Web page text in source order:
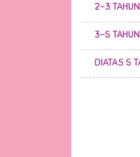
2-3 TAHUN
3-5 TAHUN
DIATAS 5